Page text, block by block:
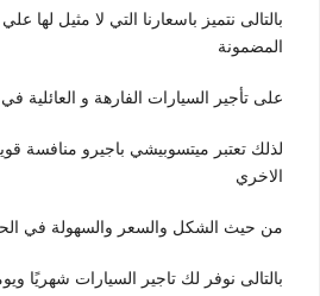
بالتالى نتميز باسعارنا التي لا مثيل لها
المضمونة
على تأجير السيارات الفارهة و العائلية في مصر
لذلك تعتبر ميتسوبيشي باجيرو منافسة
الاخري
من حيث الشكل والسعر والسهولة في
بالتالى نوفر لك تاجير السيارات شهريًا